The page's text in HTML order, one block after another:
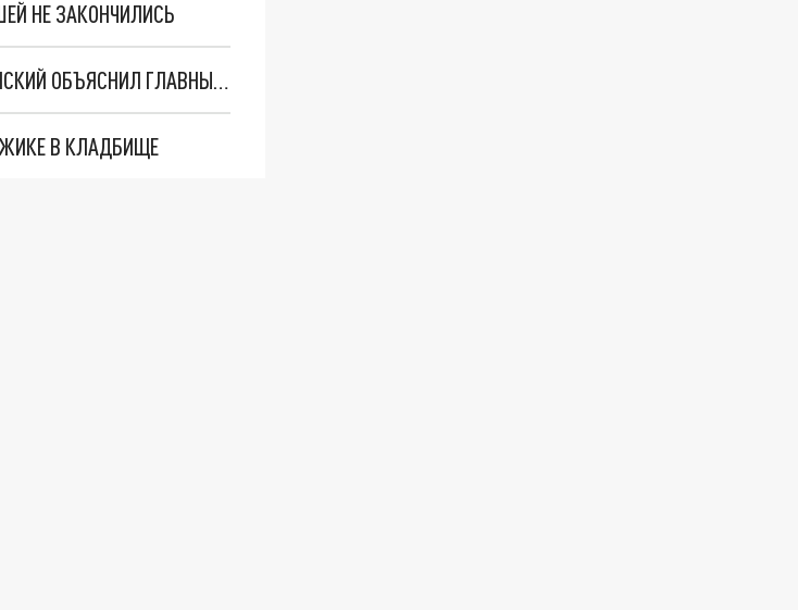
НЕ ЗАКОНЧИЛИСЬ
"МЫ ВАС ЗАСТАВИМ": ЖУТКИЕ ДЕТАЛИ ОХОТЫ НА ГЕНЕРАЛА. ЗЕЛЕНСКИЙ ОБЪЯСНИЛ ГЛАВНЫЙ СМЫСЛ ТЕРАКТА В ЦЕНТРЕ МОСКВЫ
В КЛАДБИЩЕ